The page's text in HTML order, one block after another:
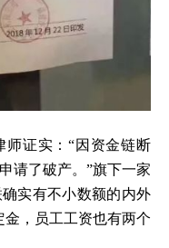
师证实：“因资金链断
请了破产。”旗下一家
实有不小数额的内外
，员工工资也有两个